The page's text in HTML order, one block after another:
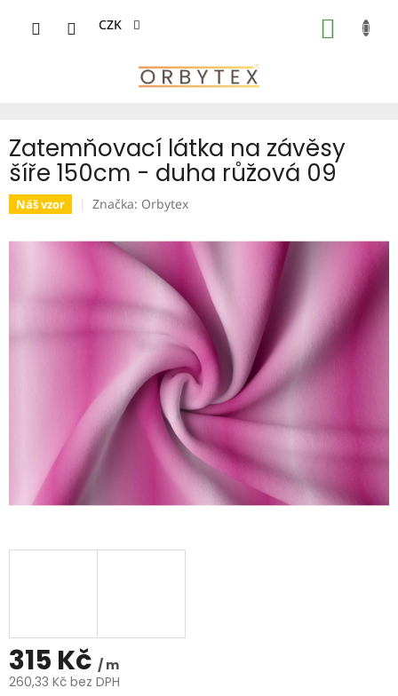
CZK
Zatemňovací látka na závěsy
šíře 150cm - duha růžová 09
Náš vzor Značka: Orbytex
315 Kč / m
260,33 Kč bez DPH